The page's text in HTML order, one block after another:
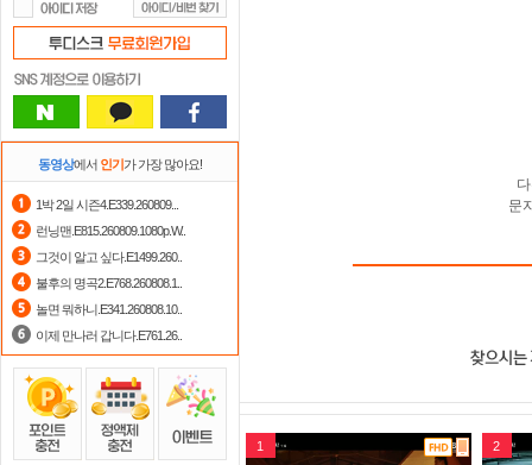
동영상에서 인기가 가장 많아요!
1박 2일 시즌4.E339.260809...
런닝맨.E815.260809.1080p.W..
그것이 알고 싶다.E1499.260..
불후의 명곡2.E768.260808.1..
놀면 뭐하니.E341.260808.10..
이제 만나러 갑니다.E761.26..
문
1 2